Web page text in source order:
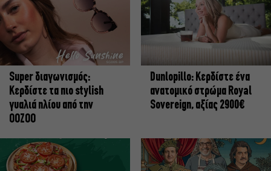
Super διαγωνισμός:
Κερδίστε τα πιο stylish
γυαλιά ηλίου από την
OOZOO
Dunlopillo: Κερδίστε ένα
ανατομικό στρώμα Royal
Sovereign, αξίας 2900€